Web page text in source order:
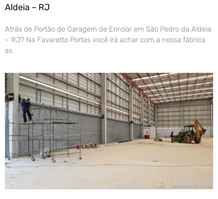
Aldeia – RJ
Atrás de Portão de Garagem de Enrolar em São Pedro da Aldeia
– RJ? Na Favaretto Portas você irá achar com a nossa fábrica
as